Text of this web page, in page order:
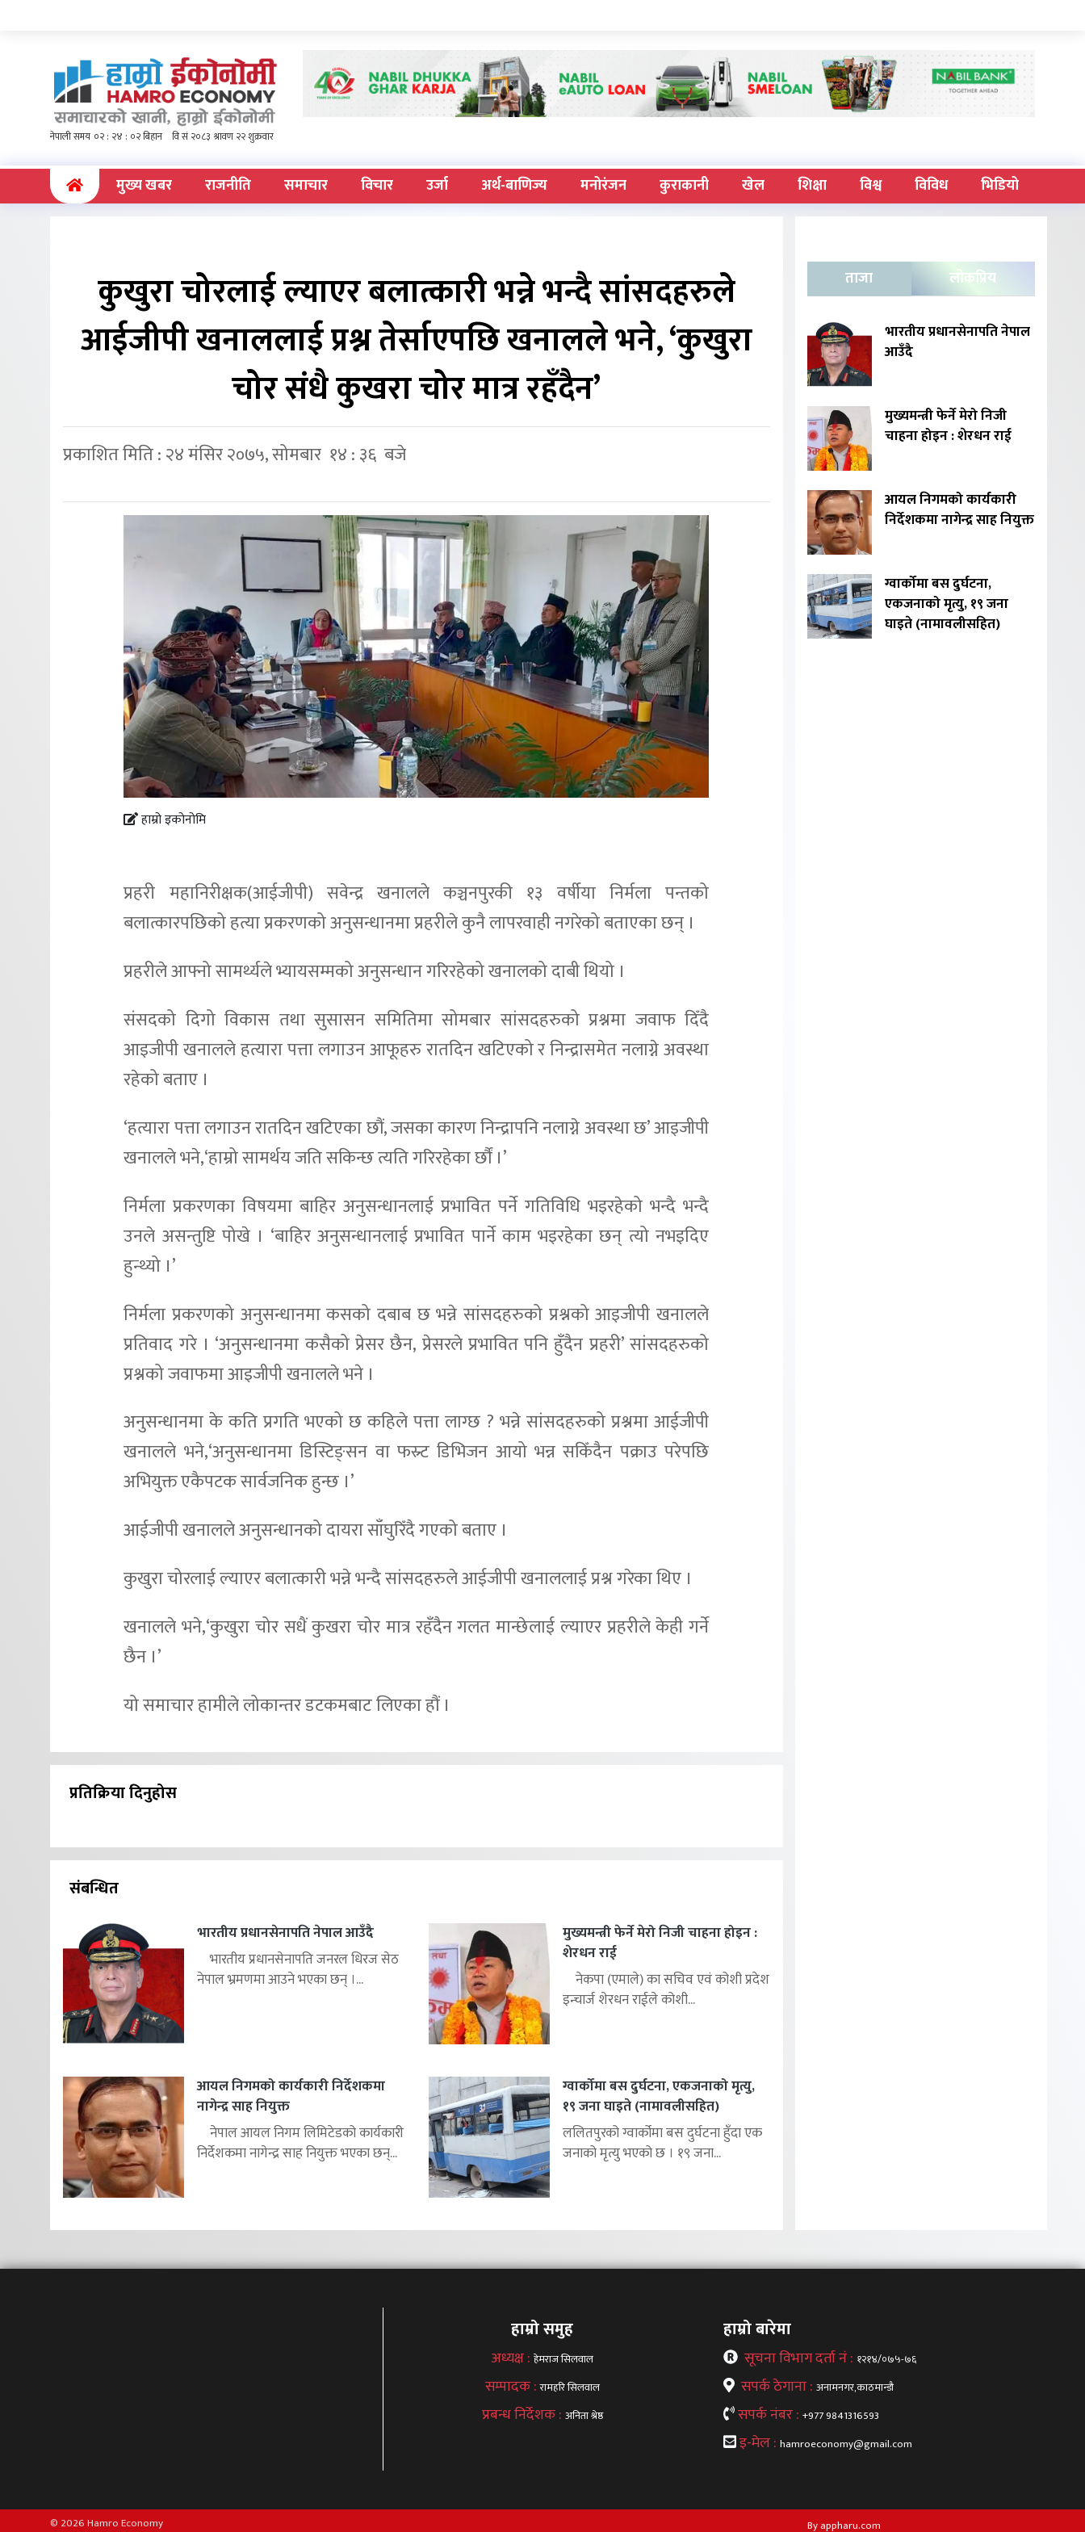
(current)मुख्य खबर राजनीति समाचार विचार उर्जा अर्थ-बाणिज्य मनोरंजन कुराकानी खेल शिक्षा विश्व विविध भिडियो
कुखुरा चोरलाई ल्याएर बलात्कारी भन्ने भन्दै सांसदहरुले
आईजीपी खनाललाई प्रश्न तेर्साएपछि खनालले भने, ‘कुखुरा
चोर संधै कुखरा चोर मात्र रहँदैन’
प्रकाशित मिति : २४ मंसिर २०७५, सोमबार १४ : ३६ बजे
हाम्रो इकोनोमि
प्रहरी महानिरीक्षक(आईजीपी) सवेन्द्र खनालले कञ्चनपुरकी १३ वर्षीया निर्मला पन्तको
बलात्कारपछिको हत्या प्रकरणको अनुसन्धानमा प्रहरीले कुनै लापरवाही नगरेको बताएका छन् ।
प्रहरीले आफ्नो सामर्थ्यले भ्यायसम्मको अनुसन्धान गरिरहेको खनालको दाबी थियो ।
संसदको दिगो विकास तथा सुसासन समितिमा सोमबार सांसदहरुको प्रश्नमा जवाफ दिँदै
आइजीपी खनालले हत्यारा पत्ता लगाउन आफूहरु रातदिन खटिएको र निन्द्रासमेत नलाग्ने अवस्था
रहेको बताए ।
‘हत्यारा पत्ता लगाउन रातदिन खटिएका छौं, जसका कारण निन्द्रापनि नलाग्ने अवस्था छ’ आइजीपी
खनालले भने,‘हाम्रो सामर्थय जति सकिन्छ त्यति गरिरहेका र्छौं ।’
निर्मला प्रकरणका विषयमा बाहिर अनुसन्धानलाई प्रभावित पर्ने गतिविधि भइरहेको भन्दै भन्दै
उनले असन्तुष्टि पोखे । ‘बाहिर अनुसन्धानलाई प्रभावित पार्ने काम भइरहेका छन् त्यो नभइदिए
हुन्थ्यो ।’
निर्मला प्रकरणको अनुसन्धानमा कसको दबाब छ भन्ने सांसदहरुको प्रश्नको आइजीपी खनालले
प्रतिवाद गरे । ‘अनुसन्धानमा कसैको प्रेसर छैन, प्रेसरले प्रभावित पनि हुँदैन प्रहरी’ सांसदहरुको
प्रश्नको जवाफमा आइजीपी खनालले भने ।
अनुसन्धानमा के कति प्रगति भएको छ कहिले पत्ता लाग्छ ? भन्ने सांसदहरुको प्रश्नमा आईजीपी
खनालले भने,‘अनुसन्धानमा डिस्टिङ्सन वा फस्र्ट डिभिजन आयो भन्न सकिँदैन पक्राउ परेपछि
अभियुक्त एकैपटक सार्वजनिक हुन्छ ।’
आईजीपी खनालले अनुसन्धानको दायरा साँघुरिँदै गएको बताए ।
कुखुरा चोरलाई ल्याएर बलात्कारी भन्ने भन्दै सांसदहरुले आईजीपी खनाललाई प्रश्न गरेका थिए ।
खनालले भने,‘कुखुरा चोर सधैं कुखरा चोर मात्र रहँदैन गलत मान्छेलाई ल्याएर प्रहरीले केही गर्ने
छैन ।’
यो समाचार हामीले लोकान्तर डटकमबाट लिएका हौं ।
प्रतिक्रिया दिनुहोस
संबन्धित
भारतीय प्रधानसेनापति नेपाल आउँदै
भारतीय प्रधानसेनापति जनरल धिरज सेठ
नेपाल भ्रमणमा आउने भएका छन् ।...
मुख्यमन्त्री फेर्ने मेरो निजी चाहना होइन :
शेरधन राई
नेकपा (एमाले) का सचिव एवं कोशी प्रदेश
इन्चार्ज शेरधन राईले कोशी...
आयल निगमको कार्यकारी निर्देशकमा
नागेन्द्र साह नियुक्त
नेपाल आयल निगम लिमिटेडको कार्यकारी
निर्देशकमा नागेन्द्र साह नियुक्त भएका छन्...
ग्वार्कोमा बस दुर्घटना, एकजनाको मृत्यु,
१९ जना घाइते (नामावलीसहित)
ललितपुरको ग्वार्कोमा बस दुर्घटना हुँदा एक
जनाको मृत्यु भएको छ । १९ जना...
ताजा लोकप्रिय
भारतीय प्रधानसेनापति नेपाल
आउँदै
मुख्यमन्त्री फेर्ने मेरो निजी
चाहना होइन : शेरधन राई
आयल निगमको कार्यकारी
निर्देशकमा नागेन्द्र साह नियुक्त
ग्वार्कोमा बस दुर्घटना,
एकजनाको मृत्यु, १९ जना
घाइते (नामावलीसहित)
हाम्रो समुह
अध्यक्ष :हेमराज सिलवाल
सम्पादक :रामहरि सिलवाल
प्रबन्ध निर्देशक : अनिता श्रेष्ठ
हाम्रो बारेमा
सूचना विभाग दर्ता नं : १२१४/०७५-७६
सपर्क ठेगाना : अनामनगर,काठमान्डौ
सपर्क नंबर : +977 9841316593
इ-मेल :hamroeconomy@gmail.com
© 2026 Hamro Economy By appharu.com